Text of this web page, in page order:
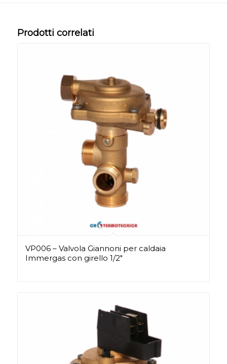
Prodotti correlati
VP006 – Valvola Giannoni per caldaia
Immergas con girello 1/2″